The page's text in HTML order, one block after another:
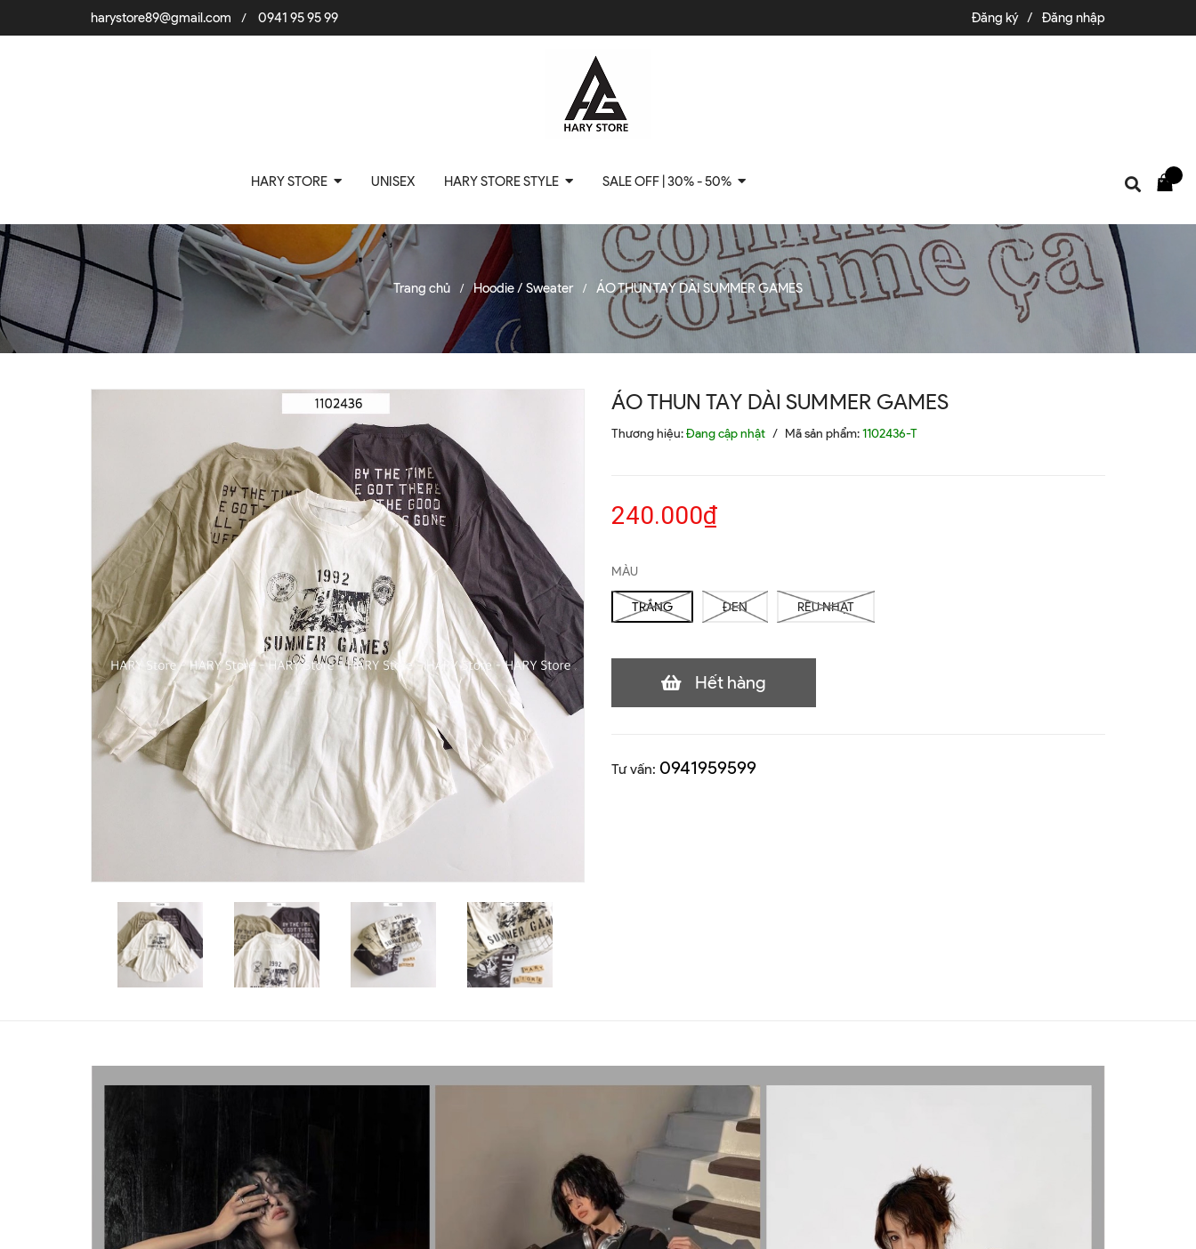
harystore89@gmail.com / 0941 95 95 99 Đăng ký / Đăng nhập
HARY STORE UNISEX HARY STORE STYLE SALE OFF | 30% - 50%
Trang chủ / Hoodie / Sweater / ÁO THUN TAY DÀI SUMMER GAMES
ÁO THUN TAY DÀI SUMMER GAMES
Thương hiệu:Đang cập nhật / Mã sản phẩm:1102436-T
240.000₫
MÀU
TRẮNG ĐEN RÊU NHẠT
Hết hàng
Tư vấn: 0941959599